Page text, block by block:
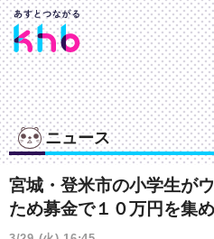
ニュース
宮城・登米市の小学生が
ため募金で１０万円を集